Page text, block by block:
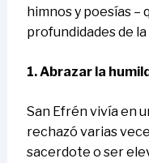
himnos y poesías –
profundidades de
1. Abrazar la
San Efrén vivía en
rechazó varias
sacerdote o ser